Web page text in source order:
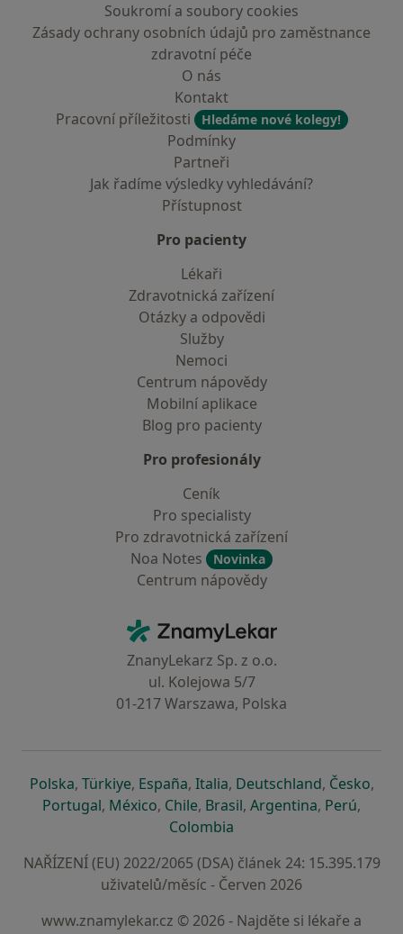
Soukromí a soubory cookies
Zásady ochrany osobních údajů pro zaměstnance
zdravotní péče
O nás
Kontakt
Pracovní příležitosti
Hledáme nové kolegy!
Podmínky
Partneři
Jak řadíme výsledky vyhledávání?
Přístupnost
Pro pacienty
Lékaři
Zdravotnická zařízení
Otázky a odpovědi
Služby
Nemoci
Centrum nápovědy
Mobilní aplikace
Blog pro pacienty
Pro profesionály
Ceník
Pro specialisty
Pro zdravotnická zařízení
Noa Notes
Novinka
Centrum nápovědy
ZnamyLekar - Hlavní stránka
ZnanyLekarz Sp. z o.o.
ul. Kolejowa 5/7
01-217 Warszawa, Polska
Polskase otevře v nové záložce
, Türkiyese otevře v nové záložce
, Españase otevře v nové záložce
, Italiase otevře v nové záložce
, Deutschlandse otevře v
, Českose
,
Portugalse otevře v nové záložce
, Méxicose otevře v nové záložce
, Chilese otevře v nové záložce
, Brasilse otevře v nové
, Argentinase otevře v
, Perúse
,
Colombia
NAŘÍZENÍ (EU) 2022/2065 (DSA) článek 24: 15.395.179
uživatelů/měsíc - Červen 2026
www.znamylekar.cz © 2026 - Najděte si lékaře a